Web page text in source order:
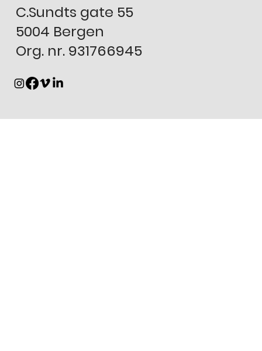
C.Sundts gate 55
5004 Bergen
Org. nr. 931766945